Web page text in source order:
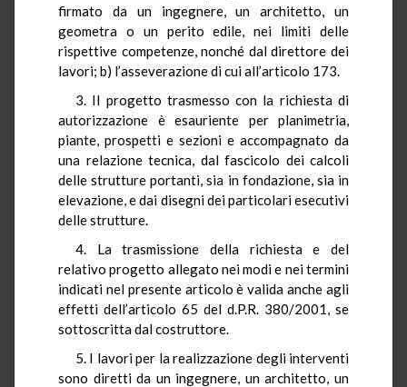
firmato da un ingegnere, un architetto, un
geometra o un perito edile, nei limiti delle
rispettive competenze, nonché dal direttore dei
lavori; b) l’asseverazione di cui all’articolo 173.
3. Il progetto trasmesso con la richiesta di
autorizzazione è esauriente per planimetria,
piante, prospetti e sezioni e accompagnato da
una relazione tecnica, dal fascicolo dei calcoli
delle strutture portanti, sia in fondazione, sia in
elevazione, e dai disegni dei particolari esecutivi
delle strutture.
4. La trasmissione della richiesta e del
relativo progetto allegato nei modi e nei termini
indicati nel presente articolo è valida anche agli
effetti dell’articolo 65 del d.P.R. 380/2001, se
sottoscritta dal costruttore.
5. I lavori per la realizzazione degli interventi
sono diretti da un ingegnere, un architetto, un